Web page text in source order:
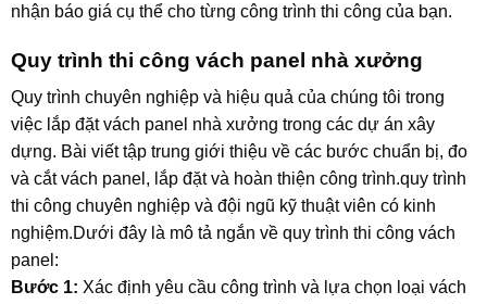
nhận báo giá cụ thể cho từng công trình thi công của bạn.
Quy trình thi công vách panel nhà xưởng
Quy trình chuyên nghiệp và hiệu quả của chúng tôi trong
việc lắp đặt vách panel nhà xưởng trong các dự án xây
dựng. Bài viết tập trung giới thiệu về các bước chuẩn bị, đo
và cắt vách panel, lắp đặt và hoàn thiện công trình.quy trình
thi công chuyên nghiệp và đội ngũ kỹ thuật viên có kinh
nghiệm.Dưới đây là mô tả ngắn về quy trình thi công vách
panel:
Bước 1: Xác định yêu cầu công trình và lựa chọn loại vách